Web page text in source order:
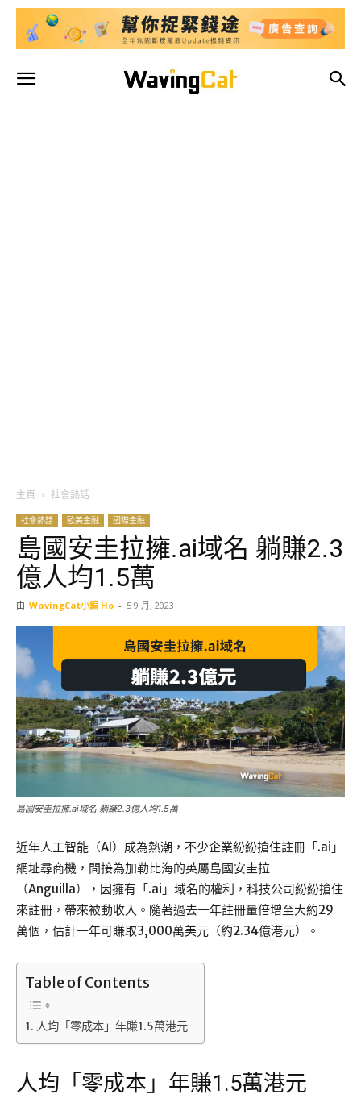
主頁 社會熱話
社會熱話 歐美金融 國際金融
島國安圭拉擁.ai域名 躺賺2.3
億人均1.5萬
由 WavingCat小編 Ho - 5 9 月, 2023
島國安圭拉擁.ai域名 躺賺2.3億人均1.5萬
近年人工智能（AI）成為熱潮，不少企業紛紛搶住註冊「.ai」
網址尋商機，間接為加勒比海的英屬島國安圭拉
（Anguilla），因擁有「.ai」域名的權利，科技公司紛紛搶住
來註冊，帶來被動收入。隨著過去一年註冊量倍增至大約29
萬個，估計一年可賺取3,000萬美元（約2.34億港元）。
Table of Contents
人均「零成本」年賺1.5萬港元
人均「零成本」年賺1.5萬港元